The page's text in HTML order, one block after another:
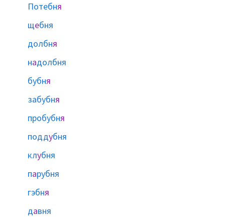
Потебня
щебня
долбня
надолбня
бубня
забубня
пробубня
поддубня
клубня
парубня
гэбня
давня